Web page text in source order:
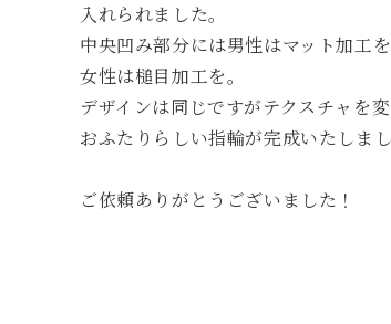
入れられました。
中央凹み部分には男性はマット加工を
女性は槌目加工を。
デザインは同じですがテクスチャを変
おふたりらしい指輪が完成いたしまし
ご依頼ありがとうございました！